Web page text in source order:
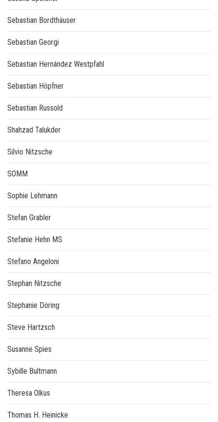
Sebastian Bordthäuser
Sebastian Georgi
Sebastian Hernández Westpfahl
Sebastian Höpfner
Sebastian Russold
Shahzad Talukder
Silvio Nitzsche
SOMM
Sophie Lehmann
Stefan Grabler
Stefanie Hehn MS
Stefano Angeloni
Stephan Nitzsche
Stephanie Döring
Steve Hartzsch
Susanne Spies
Sybille Bultmann
Theresa Olkus
Thomas H. Heinicke